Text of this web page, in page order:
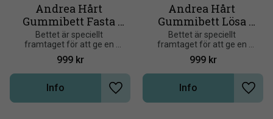
Andrea Hårt
Gummibett Fasta
ringar
Bettet är speciellt
framtaget för att ge en
jämn och stabil kontakt,
samtidigt som det känns
behagligt och mjukt i
hästens mun
999kr
Lägg till i önskelista
Info
Andrea Hårt
Gummibett Lösa
ringar
Bettet är speciellt
framtaget för att ge en
jämn och stabil kontakt,
samtidigt som det känns
behagligt och mjukt i
hästens mun
999kr
Lägg
Info